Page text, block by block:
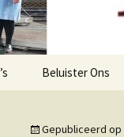
Beluister Ons
Gepubliceerd op